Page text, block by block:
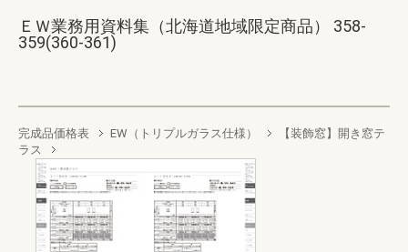
ＥＷ業務用資料集（北海道地域限定商品） 358-
359(360-361)
完成品価格表 EW（トリプルガラス仕様）
【装飾窓】開き窓テ
ラス